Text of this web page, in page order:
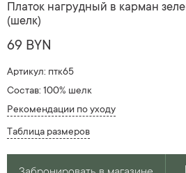
Платок нагрудный в карман
(шелк)
69 BYN
Артикул: птк65
Состав: 100% шелк
Рекомендации по уходу
Таблица размеров